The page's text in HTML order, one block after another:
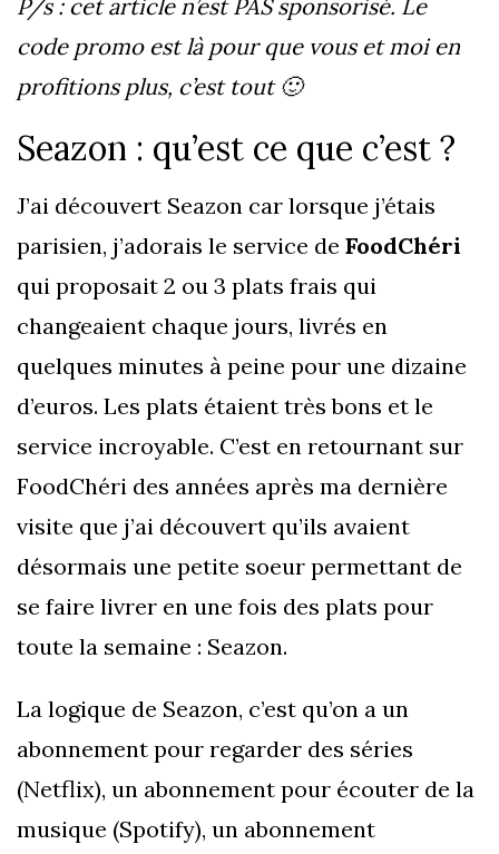
P/s : cet article n’est PAS sponsorisé. Le
code promo est là pour que vous et moi en
profitions plus, c’est tout 🙂
Seazon : qu’est ce que c’est ?
J’ai découvert Seazon car lorsque j’étais
parisien, j’adorais le service de FoodChéri
qui proposait 2 ou 3 plats frais qui
changeaient chaque jours, livrés en
quelques minutes à peine pour une dizaine
d’euros. Les plats étaient très bons et le
service incroyable. C’est en retournant sur
FoodChéri des années après ma dernière
visite que j’ai découvert qu’ils avaient
désormais une petite soeur permettant de
se faire livrer en une fois des plats pour
toute la semaine : Seazon.
La logique de Seazon, c’est qu’on a un
abonnement pour regarder des séries
(Netflix), un abonnement pour écouter de la
musique (Spotify), un abonnement